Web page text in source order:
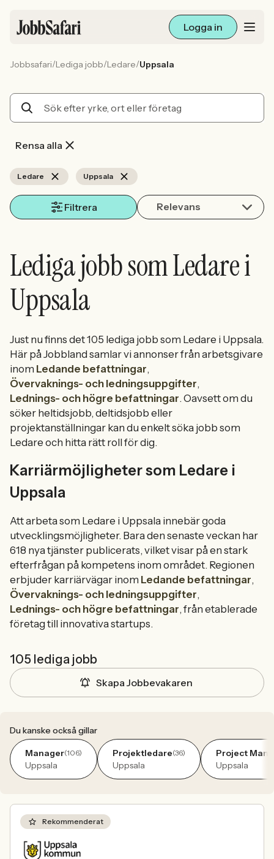
Logga in
Arbetsliv och karriär
Sök med AI
Jobbsafari/Lediga jobb/Ledare/Uppsala
Rensa alla
Ledare Uppsala
Filtrera Relevans
Lediga jobb som Ledare i
Uppsala
Just nu finns det 105 lediga jobb som Ledare i Uppsala.
Här på Jobbland samlar vi annonser från arbetsgivare
inom Ledande befattningar,
Övervaknings- och ledningsuppgifter,
Lednings- och högre befattningar. Oavsett om du
söker heltidsjobb, deltidsjobb eller
projektanställningar kan du enkelt söka jobb som
Ledare och hitta rätt roll för dig.
Karriärmöjligheter som Ledare i
Uppsala
Att arbeta som Ledare i Uppsala innebär goda
utvecklingsmöjligheter. Bara den senaste veckan har
618 nya tjänster publicerats, vilket visar på en stark
efterfrågan på kompetens inom området. Regionen
erbjuder karriärvägar inom Ledande befattningar,
Övervaknings- och ledningsuppgifter,
Lednings- och högre befattningar, från etablerade
företag till innovativa startups.
105 lediga jobb
Skapa Jobbevakaren
Du kanske också gillar
Manager(106)
Uppsala
Projektledare(36)
Uppsala
Project
Uppsala
Rekommenderat